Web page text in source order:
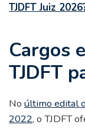
TJDFT Juiz
Cargos
TJDFT
No último edital
2022, o TJDFT